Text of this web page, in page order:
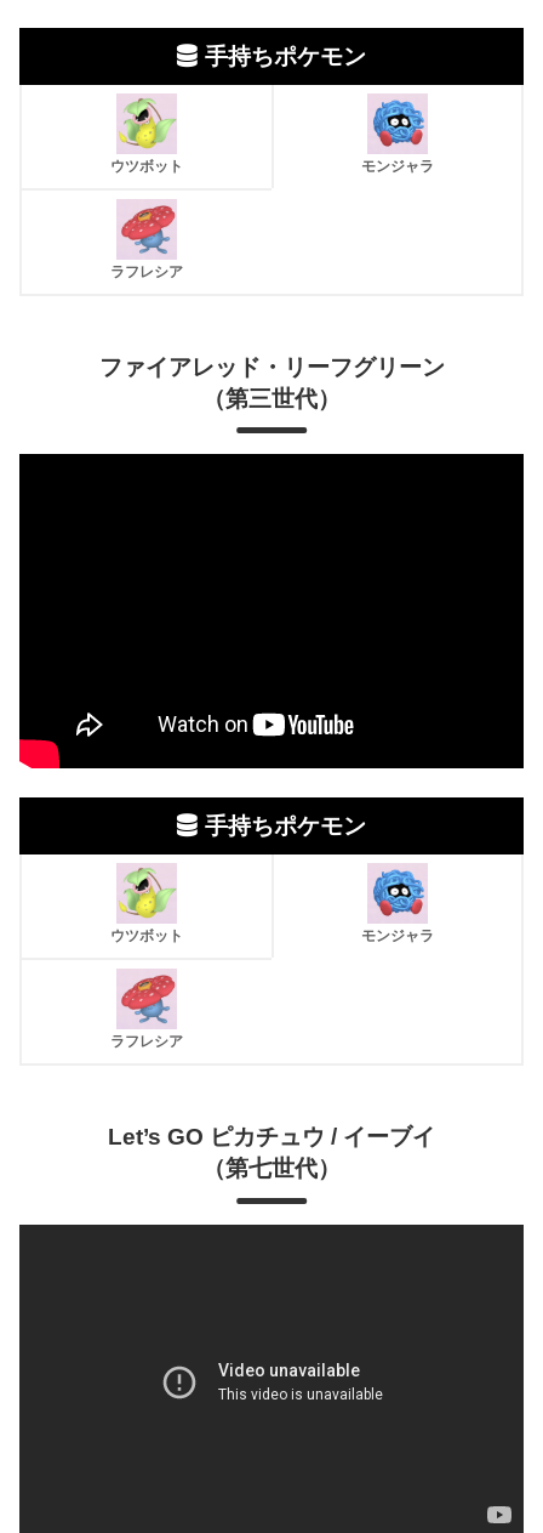
手持ちポケモン
ウツボット モンジャラ
ラフレシア
ファイアレッド・リーフグリーン
（第三世代）
手持ちポケモン
ウツボット モンジャラ
ラフレシア
Let’s GO ピカチュウ / イーブイ
（第七世代）